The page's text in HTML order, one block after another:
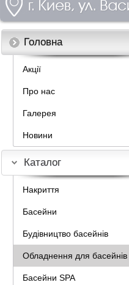
Головна
Акції
Про нас
Галерея
Новини
Каталог
Накриття
Басейни
Будівництво басейнів
Обладнення для басейнів
Басейни SPA